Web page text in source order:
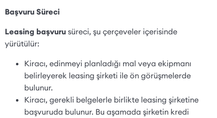
Başvuru Süreci
Leasing başvuru süreci, şu çerçeveler içerisinde
yürütülür:
Kiracı, edinmeyi planladığı mal veya ekipmanı
belirleyerek leasing şirketi ile ön görüşmelerde
bulunur.
Kiracı, gerekli belgelerle birlikte leasing şirketine
başvuruda bulunur. Bu aşamada şirketin kredi